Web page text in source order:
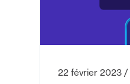
22 février 2023